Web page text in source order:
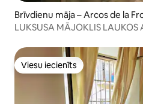
Brīvdienu māja – Arcos de la
LUKSUSA MĀJOKLIS LAUKOS
Viesu iecienīts
Viesu iecienīts